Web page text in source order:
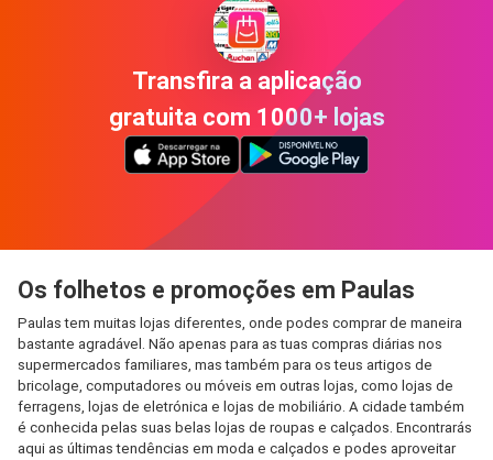
Transfira a aplicação
gratuita com 1000+ lojas
Os folhetos e promoções em Paulas
Paulas tem muitas lojas diferentes, onde podes comprar de maneira
bastante agradável. Não apenas para as tuas compras diárias nos
supermercados familiares, mas também para os teus artigos de
bricolage, computadores ou móveis em outras lojas, como lojas de
ferragens, lojas de eletrónica e lojas de mobiliário. A cidade também
é conhecida pelas suas belas lojas de roupas e calçados. Encontrarás
aqui as últimas tendências em moda e calçados e podes aproveitar